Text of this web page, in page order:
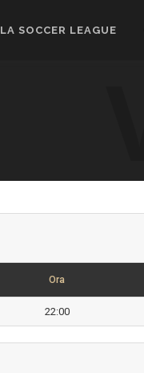
LA SOCCER LEAGUE
Ora
22:00